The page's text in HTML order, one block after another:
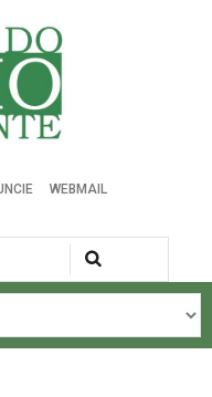
WEBMAIL